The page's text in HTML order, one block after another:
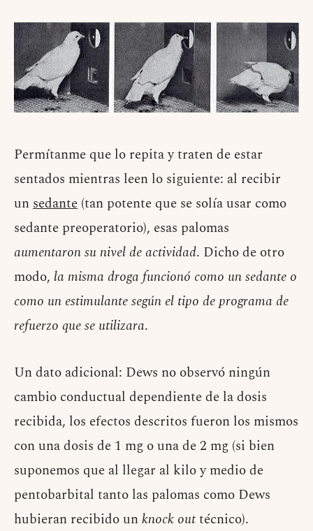
Permítanme que lo repita y traten de estar
sentados mientras leen lo siguiente: al recibir
unsedante (tan potente que se solía usar como
sedante preoperatorio), esas palomas
aumentaron su nivel de actividad. Dicho de otro
modo, la misma droga funcionó como un sedante o
como un estimulante según el tipo de programa de
refuerzo que se utilizara.
Un dato adicional: Dews no observó ningún
cambio conductual dependiente de la dosis
recibida, los efectos descritos fueron los mismos
con una dosis de 1 mg o una de 2 mg (si bien
suponemos que al llegar al kilo y medio de
pentobarbital tanto las palomas como Dews
hubieran recibido unknock outtécnico).